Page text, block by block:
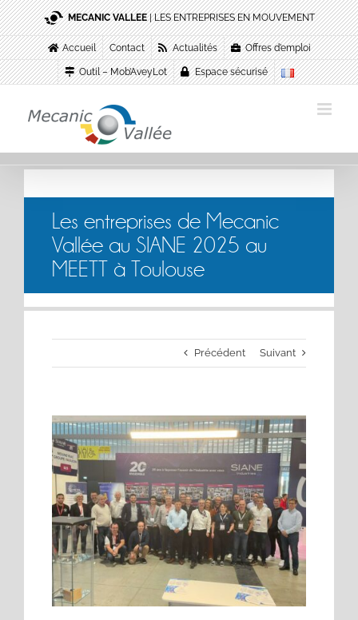
Passer
au
contenu
MECANIC VALLEE| LES ENTREPRISES EN MOUVEMENT
Accueil Contact Actualités Offres d’emploi
Outil – Mob’AveyLot Espace sécurisé
Les entreprises de Mecanic
Vallée au SIANE 2025 au
MEETT à Toulouse
Précédent Suivant
Voir
l'image
agrandie